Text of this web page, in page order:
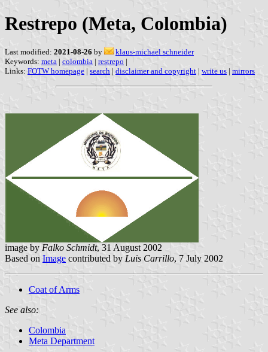
Restrepo (Meta, Colombia)
Last modified: 2021-08-26 by
klaus-michael schneider
Keywords: meta | colombia | restrepo |
Links: FOTW homepage | search | disclaimer and copyright | write us | mirrors
image by Falko Schmidt, 31 August 2002
Based on Image contributed by Luis Carrillo, 7 July 2002
Coat of Arms
See also:
Colombia
Meta Department